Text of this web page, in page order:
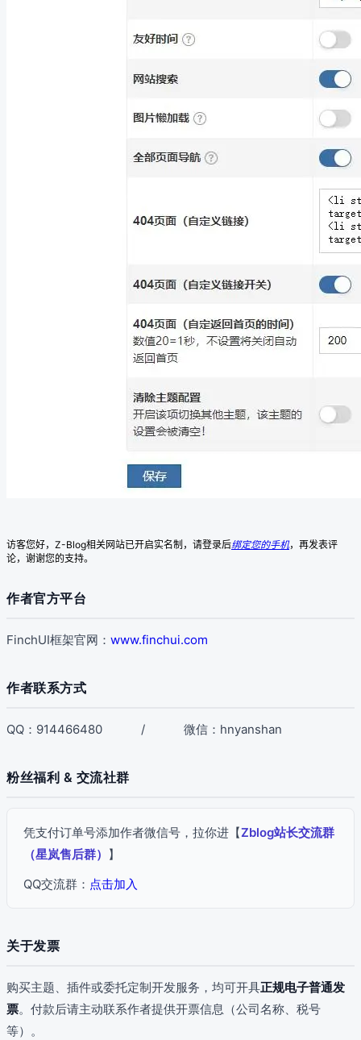
访客您好，Z-Blog相关网站已开启实名制，请登录后绑定您的手机，再发表评
论，谢谢您的支持。
作者官方平台
FinchUI框架官网： www.finchui.com
作者联系方式
QQ： 914466480 / 微信： hnyanshan
粉丝福利 & 交流社群
凭支付订单号添加作者微信号，拉你进【Zblog站长交流群
（星岚售后群） 】
QQ交流群： 点击加入
关于发票
购买主题、插件或委托定制开发服务，均可开具正规电子普通发
票。付款后请主动联系作者提供开票信息（公司名称、税号
等）。